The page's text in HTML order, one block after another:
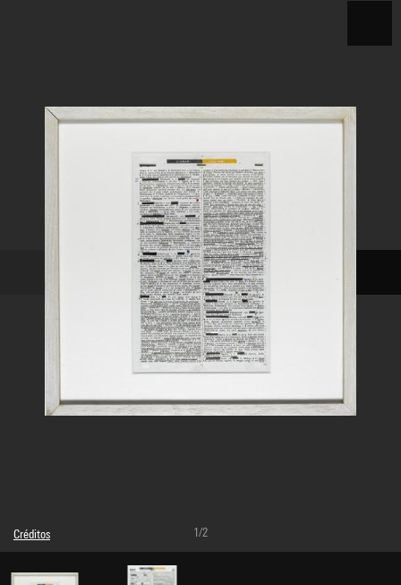
Créditos
© Rober Racine
Créditos fotográficos : Centre Pompidou, MNAM-CCI/Audrey Laurans/Dist.
1/2